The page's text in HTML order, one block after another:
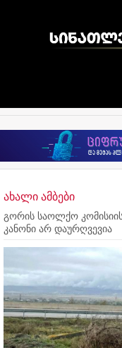
ახალი ამბები
გორის საოლქო კომისიის
კანონი არ დაურღვევია